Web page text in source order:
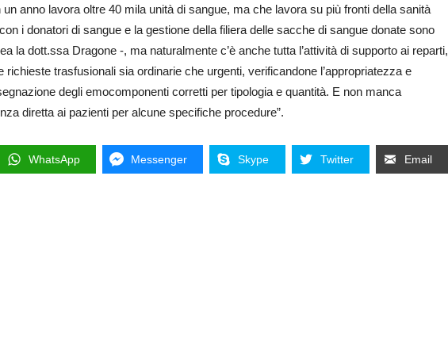
anno lavora oltre 40 mila unità di sangue, ma che lavora su più fronti della sanità
i donatori di sangue e la gestione della filiera delle sacche di sangue donate sono
la dott.ssa Dragone -, ma naturalmente c’è anche tutta l’attività di supporto ai reparti,
richieste trasfusionali sia ordinarie che urgenti, verificandone l’appropriatezza e
degli emocomponenti corretti per tipologia e quantità. E non manca
diretta ai pazienti per alcune specifiche procedure”.
WhatsApp Messenger Skype Twitter Email